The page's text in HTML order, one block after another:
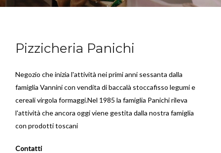
Pizzicheria Panichi
Negozio che inizia l'attività nei primi anni sessanta dalla
famiglia Vannini con vendita di baccalà stoccafisso legumi e
cereali virgola formaggi.Nel 1985 la famiglia Panichi rileva
l'attività che ancora oggi viene gestita dalla nostra famiglia
con prodotti toscani
Contatti